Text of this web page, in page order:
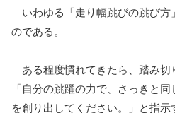
いわゆる「走り幅跳びの跳び方
のである。
ある程度慣れてきたら、踏み切
「自分の跳躍の力で、さっきと
を創り出してください。」と指示